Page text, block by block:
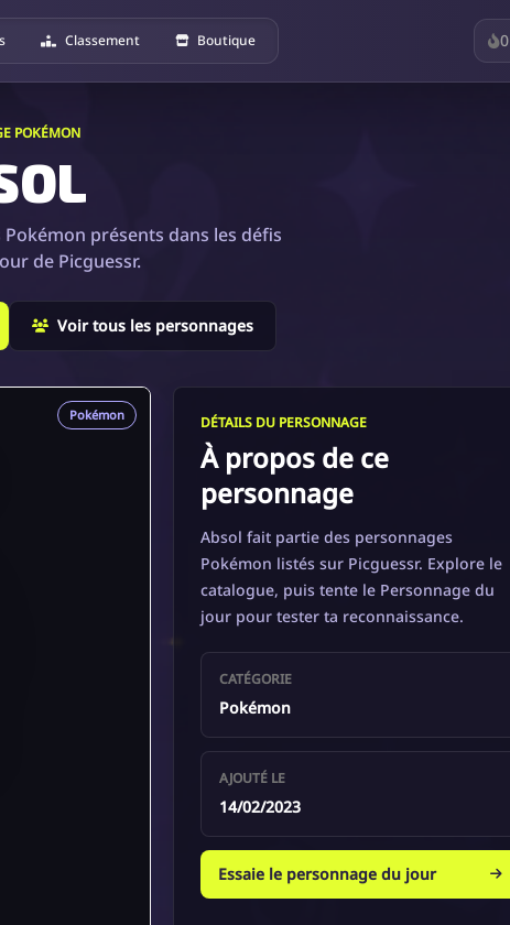
Classement Boutique 0
POKÉMON
présents dans les défis
de Picguessr.
Voir tous les personnages
Pokémon DÉTAILS DU PERSONNAGE
À propos de ce
personnage
Absol fait partie des personnages
Pokémon listés sur Picguessr. Explore le
catalogue, puis tente le Personnage du
jour pour tester ta reconnaissance.
CATÉGORIE
Pokémon
AJOUTÉ LE
14/02/2023
Essaie le personnage du jour